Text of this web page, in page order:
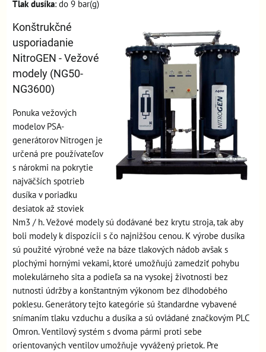
Tlak dusíka: do 9 bar(g)
Konštrukčné
usporiadanie
NitroGEN - Vežové
modely (NG50-
NG3600)
Ponuka vežových
modelov PSA-
generátorov Nitrogen je
určená pre používateľov
s nárokmi na pokrytie
najväčších spotrieb
dusíka v poriadku
desiatok až stoviek
Nm3 / h. Vežové modely sú dodávané bez krytu stroja, tak aby
boli modely k dispozícii s čo najnižšou cenou. K výrobe dusíka
sú použité výrobné veže na báze tlakových nádob avšak s
plochými hornými vekami, ktoré umožňujú zamedziť pohybu
molekulárneho sita a podieľa sa na vysokej životnosti bez
nutnosti údržby a konštantným výkonom bez dlhodobého
poklesu. Generátory tejto kategórie sú štandardne vybavené
snímaním tlaku vzduchu a dusíka a sú ovládané značkovým PLC
Omron. Ventilový systém s dvoma pármi proti sebe
orientovaných ventilov umožňuje vyvážený prietok. Pre